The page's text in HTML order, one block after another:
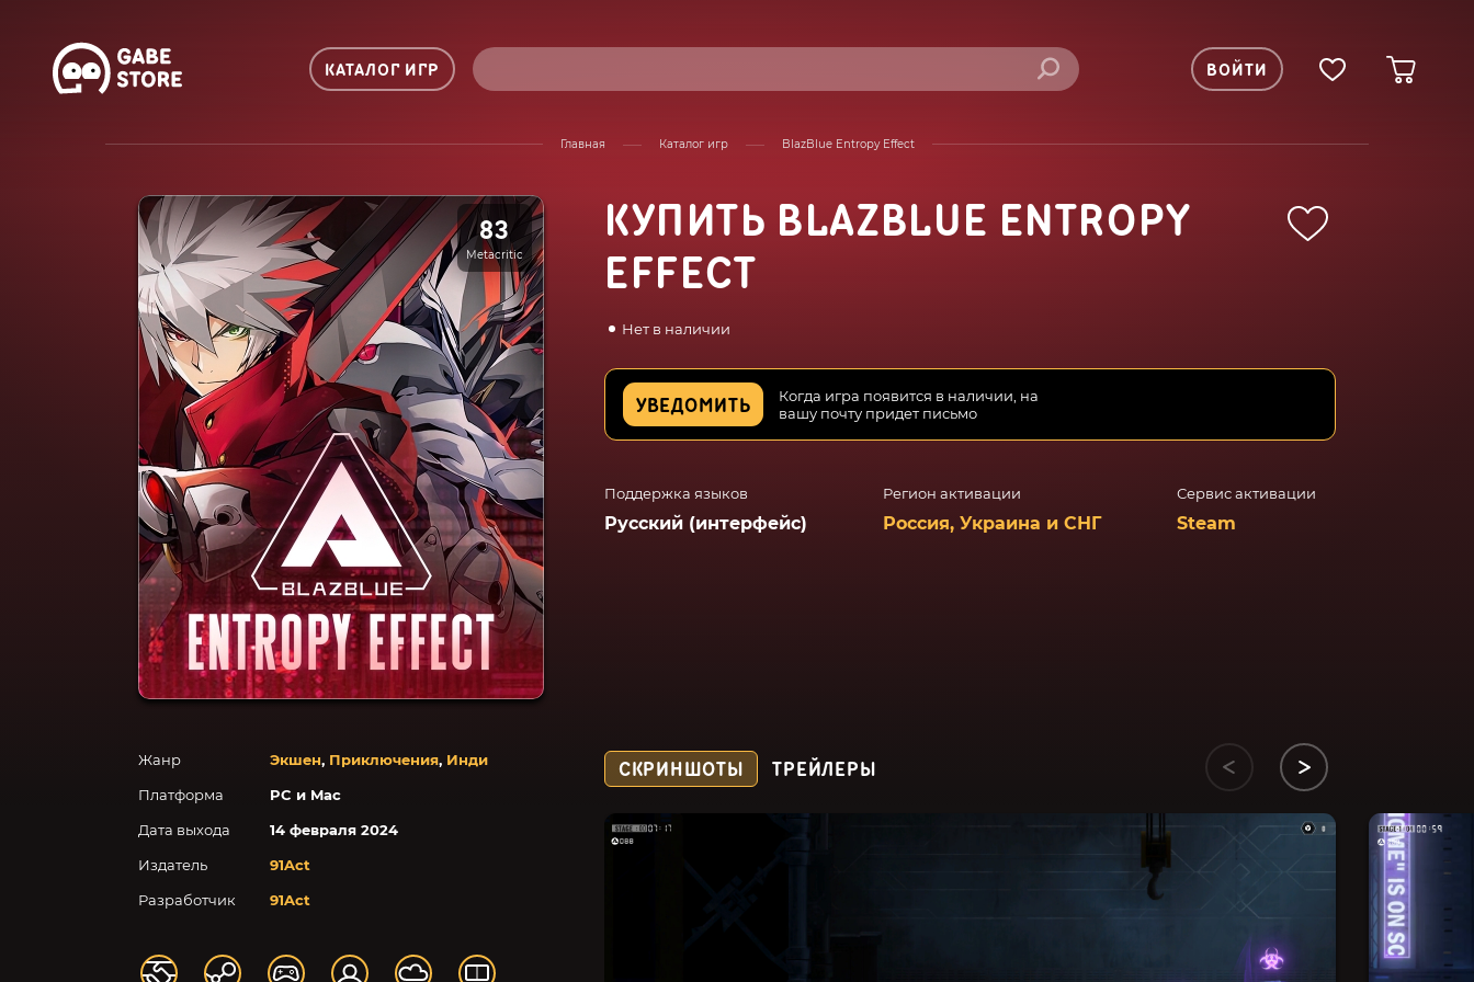
КАТАЛОГ ИГР ВОЙТИ
Главная Каталог игр BlazBlue Entropy Effect
83
Metacritic
КУПИТЬ BLAZBLUE ENTROPY
EFFECT
Нет в наличии
УВЕДОМИТЬ
Когда игра появится в наличии, на
вашу почту придет письмо
Поддержка языков
Русский (интерфейс)
Регион активации
Россия, Украина и СНГ
Сервис активации
Steam
Жанр Экшен, Приключения, Инди
Платформа
PC и Mac
Дата выхода
14 февраля 2024
Издатель
91Act
Разработчик
91Act
СКРИНШОТЫ ТРЕЙЛЕРЫ